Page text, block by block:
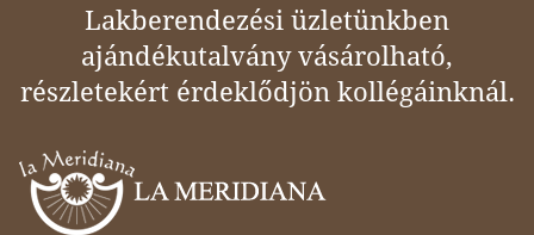
Lakberendezési üzletünkben
ajándékutalvány vásárolható,
részletekért érdeklődjön kollégáinknál.